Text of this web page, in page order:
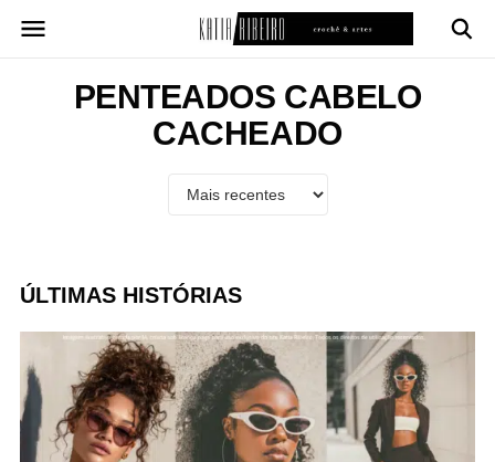
para
PENTEADOS CABELO
CACHEADO
ÚLTIMAS HISTÓRIAS